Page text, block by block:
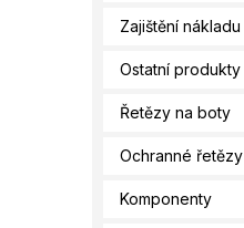
Zajištění nákladu
Ostatní produkty
Řetězy na boty
Ochranné řetězy
Komponenty